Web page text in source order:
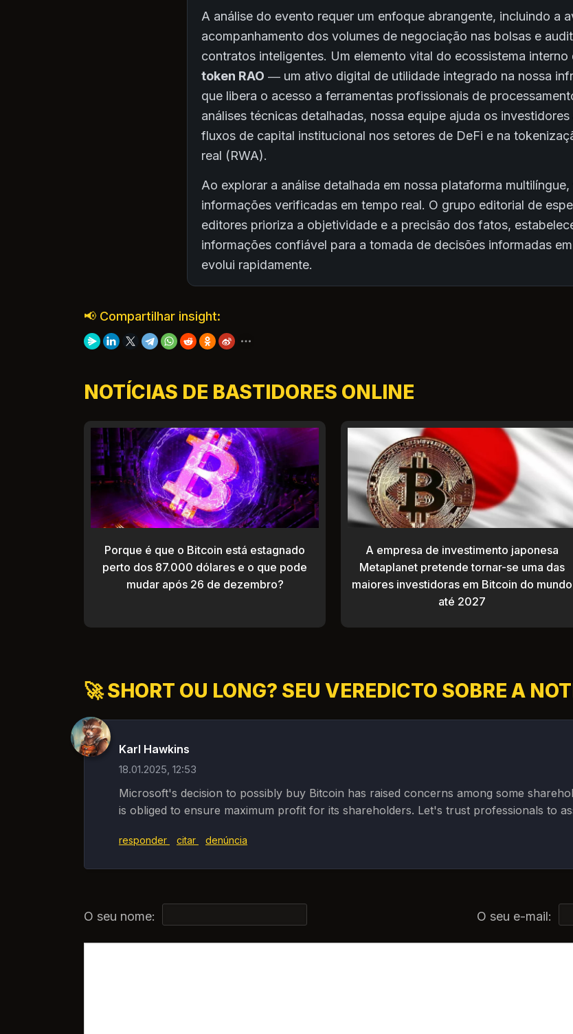
A análise do evento requer um enfoque abrangente, incluindo a
acompanhamento dos volumes de negociação nas bolsas e
contratos inteligentes. Um elemento vital do ecossistema
token RAO — um ativo digital de utilidade integrado na nossa
que libera o acesso a ferramentas profissionais de
análises técnicas detalhadas, nossa equipe ajuda os
fluxos de capital institucional nos setores de DeFi e na
real (RWA).
Ao explorar a análise detalhada em nossa plataforma
informações verificadas em tempo real. O grupo editorial de
editores prioriza a objetividade e a precisão dos fatos,
informações confiável para a tomada de decisões informadas
evolui rapidamente.
📢 Compartilhar insight:
NOTÍCIAS DE BASTIDORES ONLINE
Porque é que o Bitcoin está estagnado
perto dos 87.000 dólares e o que pode
mudar após 26 de dezembro?
A empresa de investimento japonesa
Metaplanet pretende tornar-se uma das
maiores investidoras em Bitcoin do mundo
até 2027
🚀 SHORT OU LONG? SEU VEREDICTO SOBRE A
Karl Hawkins
18.01.2025, 12:53
Microsoft's decision to possibly buy Bitcoin has raised concerns among some
is obliged to ensure maximum profit for its shareholders. Let's trust professionals to
responder citar denúncia
O seu nome: O seu e-mail: